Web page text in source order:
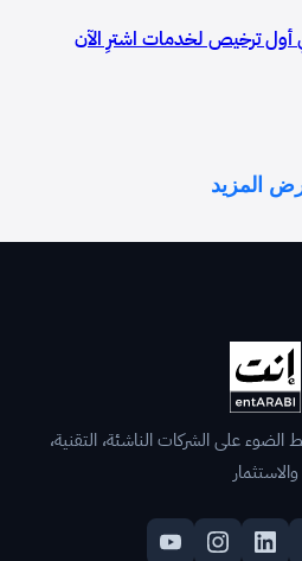
ترخيص لخدمات اشترِ الآن
المزيد
على الشركات الناشئة، التقنية،
والاستثمار